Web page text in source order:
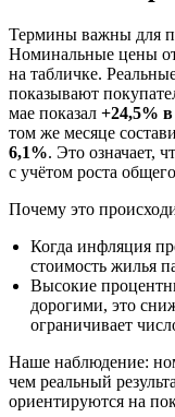
Термины важны для
Номинальные цены
на табличке.
показывают
мае показал +24,5%
том же месяце
6,1%. Это означает,
с учётом роста
Почему это
Когда инфляция
стоимость жилья
Высокие
дорогими, это
ограничивает
Наше наблюдение:
чем реальный
ориентируются на